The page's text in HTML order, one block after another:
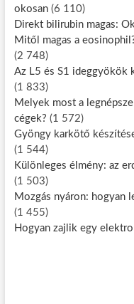
okosan (6 110)
Direkt bilirubin magas:
Mitől magas a
(2 748)
Az L5 és S1 ideggyökök
(1 833)
Melyek most a
cégek? (1 572)
Gyöngy karkötő
(1 544)
Különleges élmény: az
(1 503)
Mozgás nyáron: hogyan
(1 455)
Hogyan zajlik egy